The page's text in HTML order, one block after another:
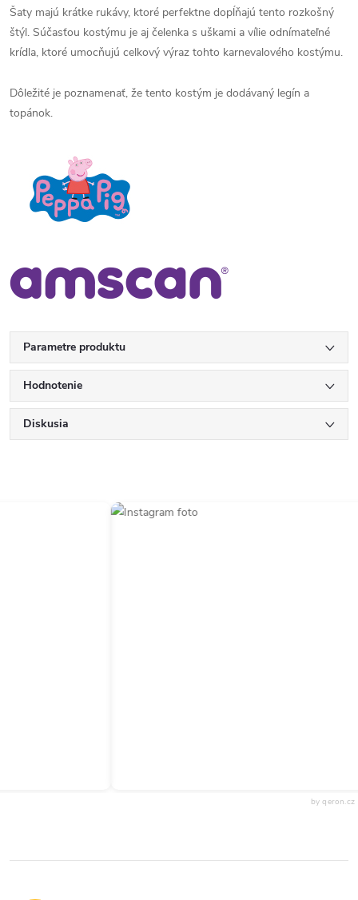
Šaty majú krátke rukávy, ktoré perfektne dopĺňajú tento rozkošný
štýl. Súčasťou kostýmu je aj čelenka s uškami a vílie odnímateľné
krídla, ktoré umocňujú celkový výraz tohto karnevalového kostýmu.
Dôležité je poznamenať, že tento kostým je dodávaný legín a
topánok.
Parametre produktu
Hodnotenie
Diskusia
by qeron.cz